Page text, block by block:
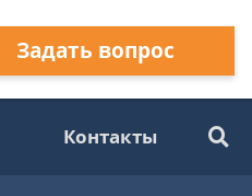
Задать вопрос
Контакты